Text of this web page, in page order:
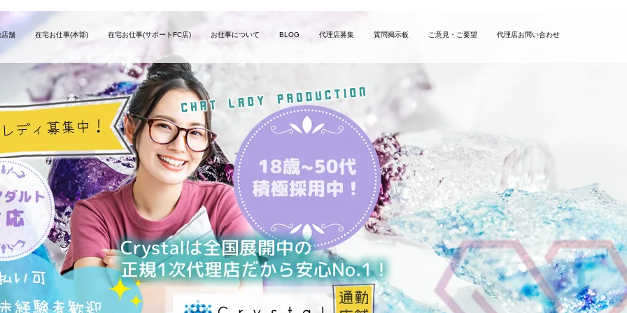
店舗 在宅お仕事(本部) 在宅お仕事(サポートFC店) お仕事について BLOG 代理店募集 質問掲示板 ご意見・ご要望 代理店お問い合わせ